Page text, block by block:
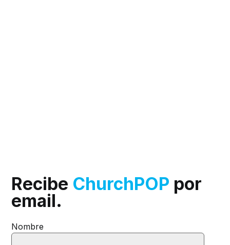
Recibe ChurchPOP por
email.
Nombre